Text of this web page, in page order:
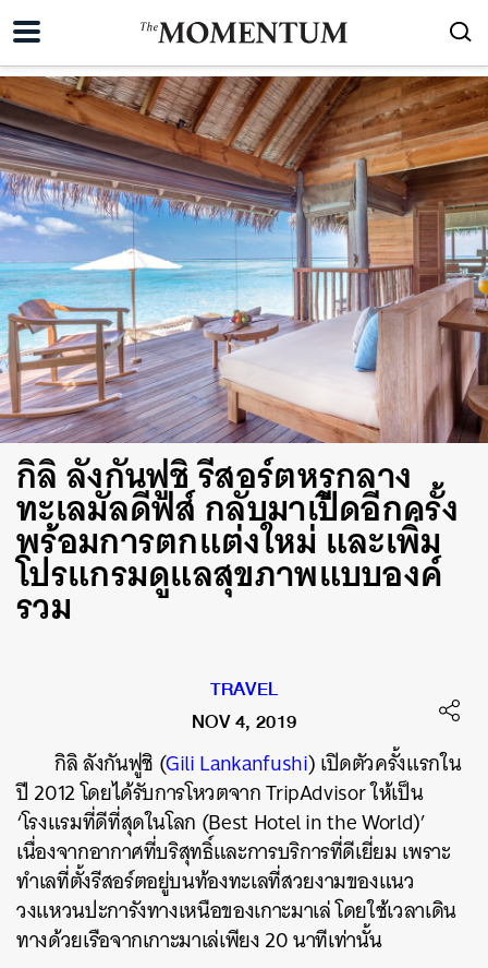
กิลิ ลังกันฟูชิ รีสอร์ตหรูกลาง
ทะเลมัลดีฟส์ กลับมาเปิดอีกครั้ง
พร้อมการตกแต่งใหม่ และเพิ่ม
โปรแกรมดูแลสุขภาพแบบองค์
รวม
TRAVEL
NOV 4, 2019
กิลิ ลังกันฟูชิ (Gili Lankanfushi) เปิดตัวครั้งแรกใน
ปี 2012 โดยได้รับการโหวตจาก TripAdvisor ให้เป็น
‘โรงแรมที่ดีที่สุดในโลก (Best Hotel in the World)’
เนื่องจากอากาศที่บริสุทธิ์และการบริการที่ดีเยี่ยม เพราะ
ทำเลที่ตั้งรีสอร์ตอยู่บนท้องทะเลที่สวยงามของแนว
วงแหวนปะการังทางเหนือของเกาะมาเล่ โดยใช้เวลาเดิน
ทางด้วยเรือจากเกาะมาเล่เพียง 20 นาทีเท่านั้น